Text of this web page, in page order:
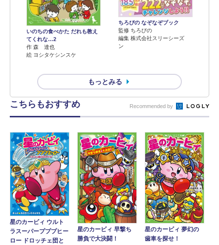
いのちの食べかた だれも教え
てくれな…2
作 森 達也
絵 ヨシタケシンスケ
ちろぴの なぞなぞブック
監修 ちろぴの
編集 株式会社スリーシーズ
ン
もっとみる
こちらもおすすめ Recommended by
星のカービィ ウルト
ラスーパープププヒー
ロー ドロッチェ団と
星のカービィ 早撃ち
勝負で大決闘！
星のカービィ 夢幻の
歯車を探せ！